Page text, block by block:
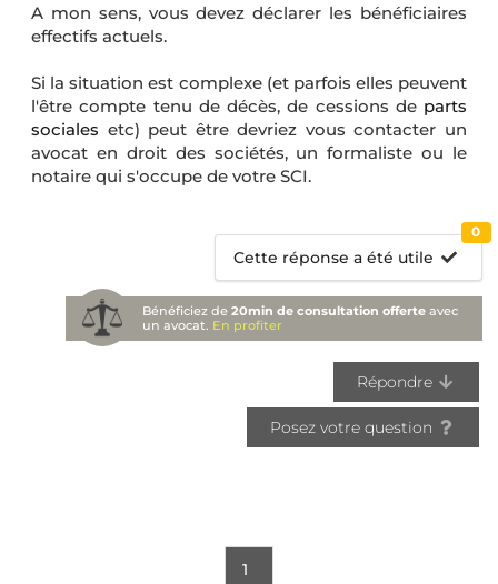
A mon sens, vous devez déclarer les bénéficiaires
effectifs actuels.
Si la situation est complexe (et parfois elles peuvent
l'être compte tenu de décès, de cessions de parts
sociales etc) peut être devriez vous contacter un
avocat en droit des sociétés, un formaliste ou le
notaire qui s'occupe de votre SCI.
Cette réponse a été utile
0
Bénéficiez de20min de consultation offerte avec
un avocat. En profiter
Répondre
Posez votre question
1